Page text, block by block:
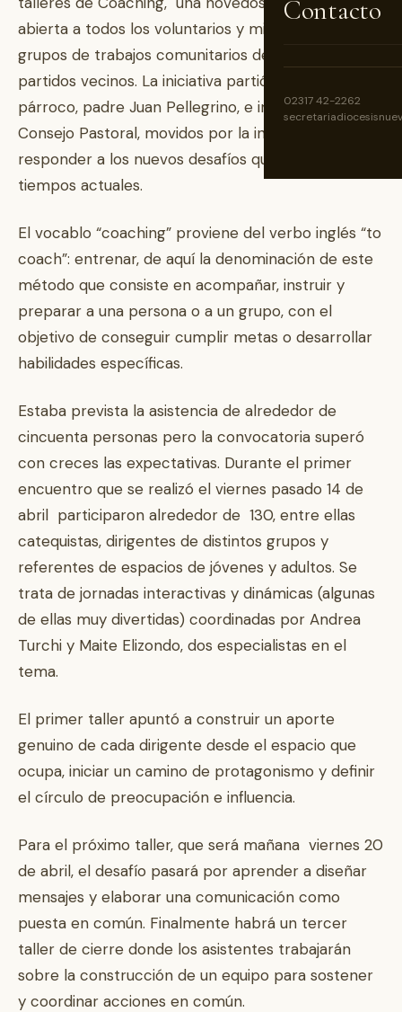
Contacto
02317 42-2262
abierta a todos los voluntarios y miembros de
grupos de trabajos comunitarios del distrito y
partidos vecinos. La iniciativa partió del cura
párroco, padre Juan Pellegrino, e impulsada por el
Consejo Pastoral, movidos por la inquietud de
responder a los nuevos desafíos que imponen los
tiempos actuales.
El vocablo “coaching” proviene del verbo inglés “to
coach”: entrenar, de aquí la denominación de este
método que consiste en acompañar, instruir y
preparar a una persona o a un grupo, con el
objetivo de conseguir cumplir metas o desarrollar
habilidades específicas.
Estaba prevista la asistencia de alrededor de
cincuenta personas pero la convocatoria superó
con creces las expectativas. Durante el primer
encuentro que se realizó el viernes pasado 14 de
abril participaron alrededor de 130, entre ellas
catequistas, dirigentes de distintos grupos y
referentes de espacios de jóvenes y adultos. Se
trata de jornadas interactivas y dinámicas (algunas
de ellas muy divertidas) coordinadas por Andrea
Turchi y Maite Elizondo, dos especialistas en el
tema.
El primer taller apuntó a construir un aporte
genuino de cada dirigente desde el espacio que
ocupa, iniciar un camino de protagonismo y definir
el círculo de preocupación e influencia.
Para el próximo taller, que será mañana viernes 20
de abril, el desafío pasará por aprender a diseñar
mensajes y elaborar una comunicación como
puesta en común. Finalmente habrá un tercer
taller de cierre donde los asistentes trabajarán
sobre la construcción de un equipo para sostener
y coordinar acciones en común.